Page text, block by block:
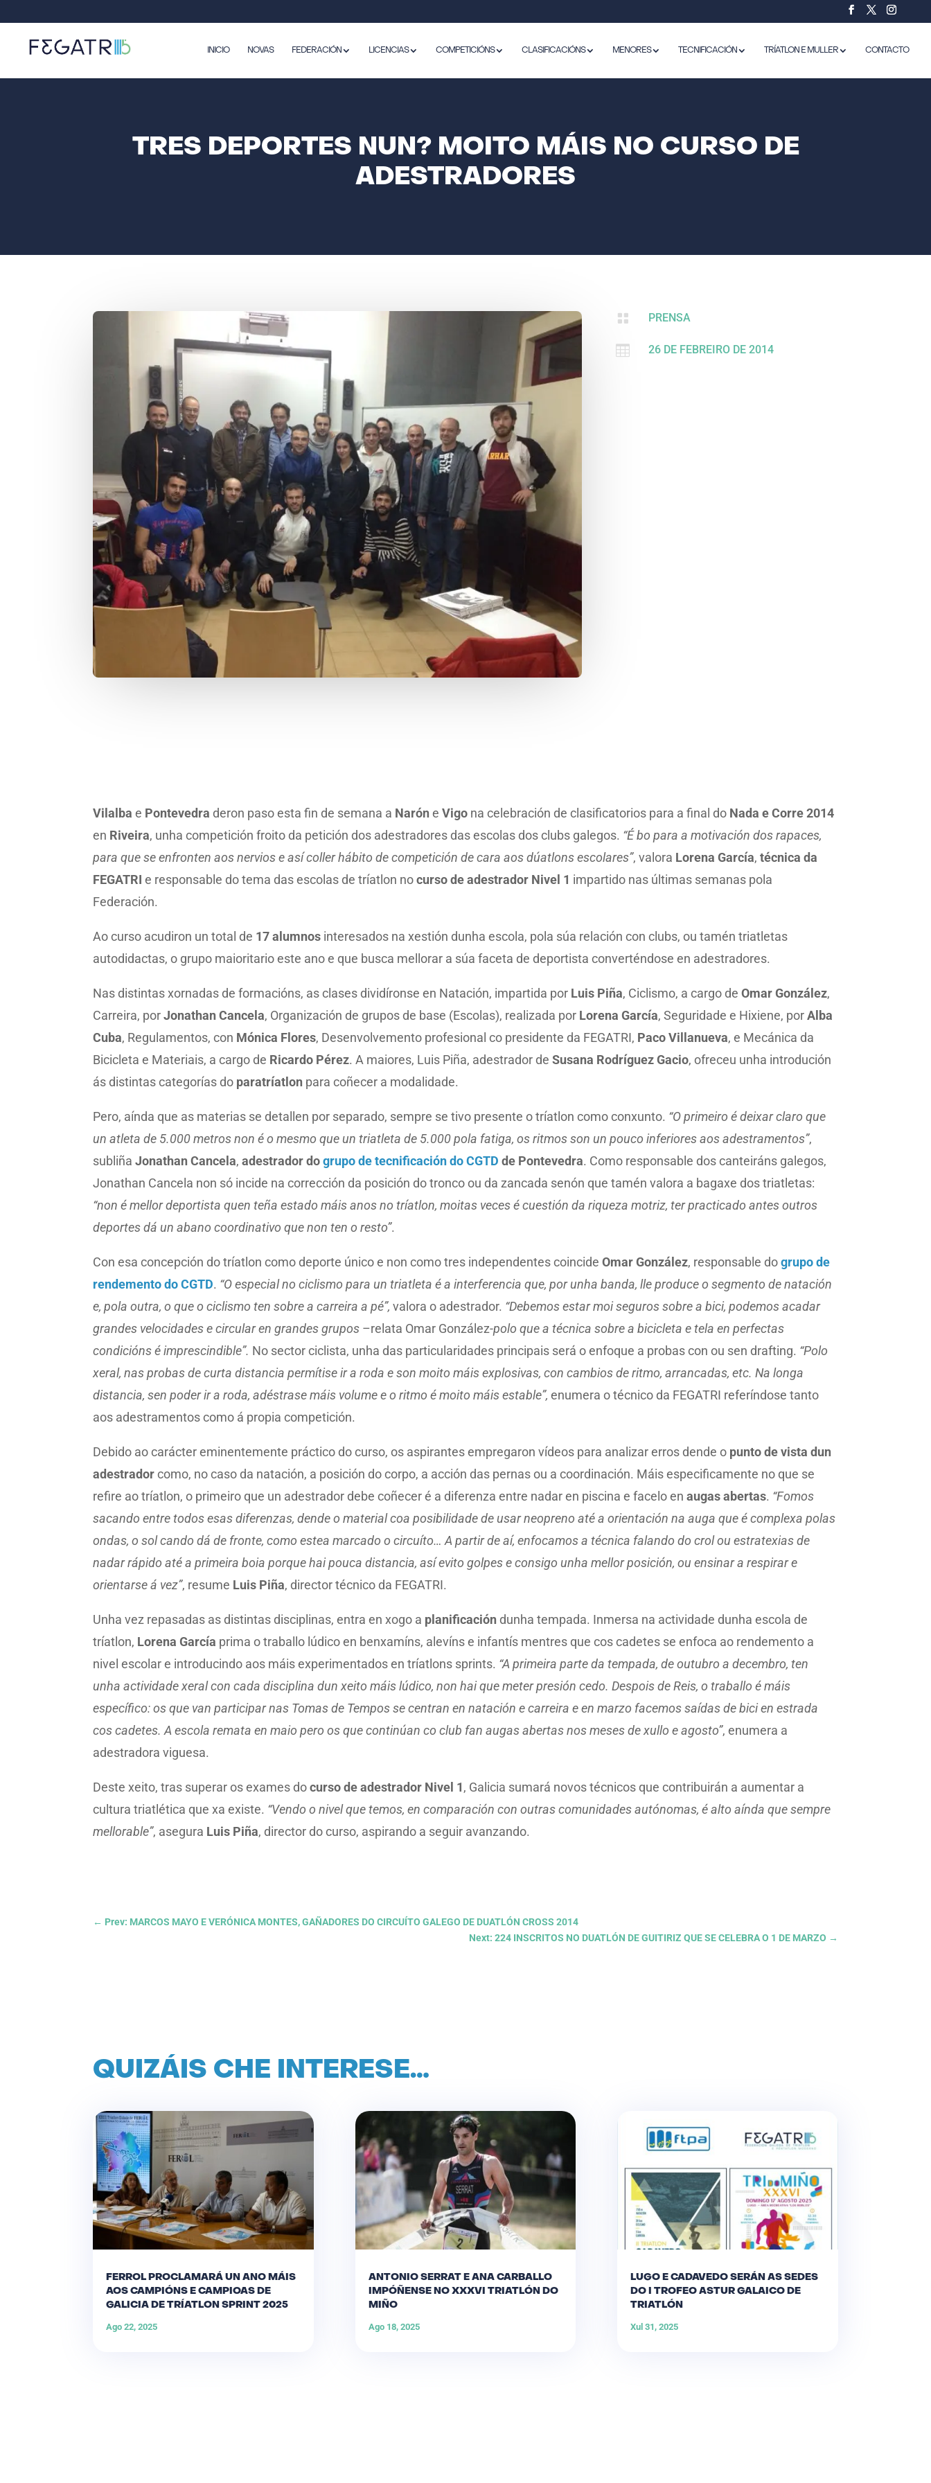
INICIO NOVAS FEDERACIÓN LICENCIAS COMPETICIÓNS CLASIFICACIÓNS MENORES TECNIFICACIÓN TRÍATLON E MULLER CONTACTO
TRES DEPORTES NUN? MOITO MÁIS NO CURSO DE
ADESTRADORES
 PRENSA
 26 DE FEBREIRO DE 2014
Vilalba e Pontevedra deron paso esta fin de semana a NaróneVigo na celebración de clasificatorios para a final do Nada e Corre 2014
en Riveira, unha competición froito da petición dos adestradores das escolas dos clubs galegos. “É bo para a motivación dos rapaces,
para que se enfronten aos nervios e así coller hábito de competición de cara aos dúatlons escolares”, valora Lorena García,técnica da
FEGATRI e responsable do tema das escolas de tríatlon nocurso de adestrador Nivel 1 impartido nas últimas semanas pola
Federación.
Ao curso acudiron un total de 17 alumnos interesados na xestión dunha escola, pola súa relación con clubs, ou tamén triatletas
autodidactas, o grupo maioritario este ano e que busca mellorar a súa faceta de deportista converténdose en adestradores.
Nas distintas xornadas de formacións, as clases dividíronse en Natación, impartida por Luis Piña, Ciclismo, a cargo deOmar González,
Carreira, porJonathan Cancela, Organización de grupos de base (Escolas), realizada por Lorena García, Seguridade e Hixiene, porAlba
Cuba, Regulamentos, con Mónica Flores, Desenvolvemento profesional co presidente da FEGATRI, Paco Villanueva, e Mecánica da
Bicicleta e Materiais, a cargo de Ricardo Pérez. A maiores, Luis Piña, adestrador deSusana Rodríguez Gacio, ofreceu unha introdución
ás distintas categorías do paratríatlon para coñecer a modalidade.
Pero, aínda que as materias se detallen por separado, sempre se tivo presente o tríatlon como conxunto. “O primeiro é deixar claro que
un atleta de 5.000 metros non é o mesmo que un triatleta de 5.000 pola fatiga, os ritmos son un pouco inferiores aos adestramentos”,
subliñaJonathan Cancela,adestrador dogrupo de tecnificación do CGTD de Pontevedra. Como responsable dos canteiráns galegos,
Jonathan Cancela non só incide na corrección da posición do tronco ou da zancada senón que tamén valora a bagaxe dos triatletas:
“non é mellor deportista quen teña estado máis anos no tríatlon, moitas veces é cuestión da riqueza motriz, ter practicado antes outros
deportes dá un abano coordinativo que non ten o resto”.
Con esa concepción do tríatlon como deporte único e non como tres independentes coincideOmar González, responsable dogrupo de
rendemento do CGTD. “O especial no ciclismo para un triatleta é a interferencia que, por unha banda, lle produce o segmento de natación
e, pola outra, o que o ciclismo ten sobre a carreira a pé”, valora o adestrador. “Debemos estar moi seguros sobre a bici, podemos acadar
grandes velocidades e circular en grandes grupos –relata Omar González-polo que a técnica sobre a bicicleta e tela en perfectas
condicións é imprescindible”. No sector ciclista, unha das particularidades principais será o enfoque a probas con ou sen drafting. “Polo
xeral, nas probas de curta distancia permítise ir a roda e son moito máis explosivas, con cambios de ritmo, arrancadas, etc. Na longa
distancia, sen poder ir a roda, adéstrase máis volume e o ritmo é moito máis estable”, enumera o técnico da FEGATRI referíndose tanto
aos adestramentos como á propia competición.
Debido ao carácter eminentemente práctico do curso, os aspirantes empregaron vídeos para analizar erros dende o punto de vista dun
adestradorcomo, no caso da natación, a posición do corpo, a acción das pernas ou a coordinación. Máis especificamente no que se
refire ao tríatlon, o primeiro que un adestrador debe coñecer é a diferenza entre nadar en piscina e facelo enaugas abertas. “Fomos
sacando entre todos esas diferenzas, dende o material coa posibilidade de usar neopreno até a orientación na auga que é complexa polas
ondas, o sol cando dá de fronte, como estea marcado o circuíto… A partir de aí, enfocamos a técnica falando do crol ou estratexias de
nadar rápido até a primeira boia porque hai pouca distancia, así evito golpes e consigo unha mellor posición, ou ensinar a respirar e
orientarse á vez”, resume Luis Piña, director técnico da FEGATRI.
Unha vez repasadas as distintas disciplinas, entra en xogo a planificación dunha tempada. Inmersa na actividade dunha escola de
tríatlon, Lorena García prima o traballo lúdico en benxamíns, alevíns e infantís mentres que cos cadetes se enfoca ao rendemento a
nivel escolar e introducindo aos máis experimentados en tríatlons sprints. “A primeira parte da tempada, de outubro a decembro, ten
unha actividade xeral con cada disciplina dun xeito máis lúdico, non hai que meter presión cedo. Despois de Reis, o traballo é máis
específico: os que van participar nas Tomas de Tempos se centran en natación e carreira e en marzo facemos saídas de bici en estrada
cos cadetes. A escola remata en maio pero os que continúan co club fan augas abertas nos meses de xullo e agosto”, enumera a
adestradora viguesa.
Deste xeito, tras superar os exames docurso de adestrador Nivel 1, Galicia sumará novos técnicos que contribuirán a aumentar a
cultura triatlética que xa existe. “Vendo o nivel que temos, en comparación con outras comunidades autónomas, é alto aínda que sempre
mellorable”, asegura Luis Piña, director do curso, aspirando a seguir avanzando.
← Prev: MARCOS MAYO E VERÓNICA MONTES, GAÑADORES DO CIRCUÍTO GALEGO DE DUATLÓN CROSS 2014
Next: 224 INSCRITOS NO DUATLÓN DE GUITIRIZ QUE SE CELEBRA O 1 DE MARZO →
QUIZÁIS CHE INTERESE…
FERROL PROCLAMARÁ UN ANO MÁIS
AOS CAMPIÓNS E CAMPIOAS DE
GALICIA DE TRÍATLON SPRINT 2025
Ago 22, 2025
ANTONIO SERRAT E ANA CARBALLO
IMPÓÑENSE NO XXXVI TRIATLÓN DO
MIÑO
Ago 18, 2025
LUGO E CADAVEDO SERÁN AS SEDES
DO I TROFEO ASTUR GALAICO DE
TRIATLÓN
Xul 31, 2025